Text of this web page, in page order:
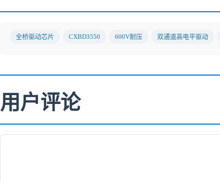
全桥驱动芯片 CXBD3550 600V耐压 双通道高电平驱动
用户评论